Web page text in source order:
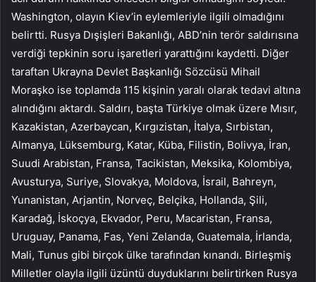
Washington, olayın Kiev’in eylemleriyle ilgili olmadığını
belirtti. Rusya Dışişleri Bakanlığı, ABD’nin terör saldırısına
verdiği tepkinin soru işaretleri yarattığını kaydetti. Diğer
taraftan Ukrayna Devlet Başkanlığı Sözcüsü Mihail
Moraşko ise toplamda 115 kişinin yaralı olarak tedavi altına
alındığını aktardı. Saldırı, başta Türkiye olmak üzere Mısır,
Kazakistan, Azerbaycan, Kırgızistan, İtalya, Sırbistan,
Almanya, Lüksemburg, Katar, Küba, Filistin, Bolivya, İran,
Suudi Arabistan, Fransa, Tacikistan, Meksika, Kolombiya,
Avusturya, Suriye, Slovakya, Moldova, İsrail, Bahreyn,
Yunanistan, Arjantin, Norveç, Belçika, Hollanda, Şili,
Karadağ, İskoçya, Ekvador, Peru, Macaristan, Fransa,
Uruguay, Panama, Fas, Yeni Zelanda, Guatemala, İrlanda,
Mali, Tunus gibi birçok ülke tarafından kınandı. Birleşmiş
Milletler olayla ilgili üzüntü duyduklarını belirtirken Rusya